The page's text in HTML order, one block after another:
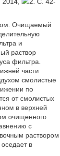
Очищаемый
и
раствор
фильтра.
части
смолистые
по
от смолистых
в верхней
очищенного
с
раствором
в